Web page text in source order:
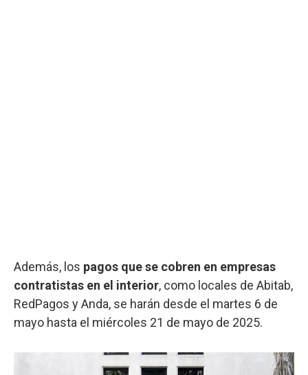
Además, los pagos que se cobren en empresas
contratistas en el interior, como locales de Abitab,
RedPagos y Anda, se harán desde el martes 6 de
mayo hasta el miércoles 21 de mayo de 2025.